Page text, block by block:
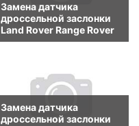
Замена датчика
дроссельной заслонки
Land Rover Range Rover
Замена датчика
дроссельной заслонки